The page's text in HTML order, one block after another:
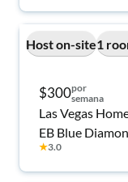
US-95 🛣️
Host on-site1
$300por
semana
Las Vegas
EB Blue
★3.0